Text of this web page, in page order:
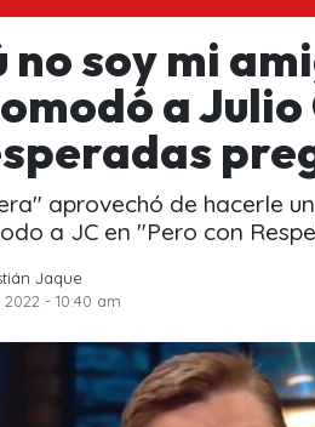
no soy mi
a
aprovechó de hacerle
a JC en "Pero con
Jaque
- 10:40 am